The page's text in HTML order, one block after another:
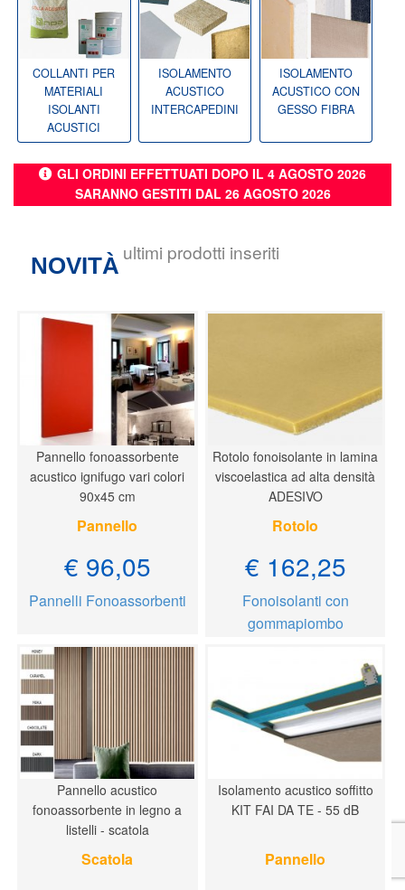
COLLANTI PER
MATERIALI
ISOLANTI
ACUSTICI
ISOLAMENTO
ACUSTICO
INTERCAPEDINI
ISOLAMENTO
ACUSTICO CON
GESSO FIBRA
GLI ORDINI EFFETTUATI DOPO IL 4 AGOSTO 2026
SARANNO GESTITI DAL 26 AGOSTO 2026
NOVITÀ
ultimi prodotti inseriti
Pannello fonoassorbente
acustico ignifugo vari colori
90x45 cm
Pannello
€ 96,05
Pannelli Fonoassorbenti
Rotolo fonoisolante in lamina
viscoelastica ad alta densità
ADESIVO
Rotolo
€ 162,25
Fonoisolanti con
gommapiombo
Pannello acustico
fonoassorbente in legno a
listelli - scatola
Scatola
Isolamento acustico soffitto
KIT FAI DA TE - 55 dB
Pannello